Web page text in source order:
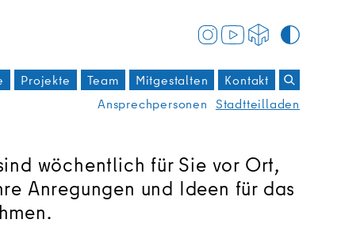
Projekte Team Mitgestalten Kontakt
Ansprechpersonen Stadtteilladen
wöchentlich für Sie vor Ort,
Anregungen und Ideen für das